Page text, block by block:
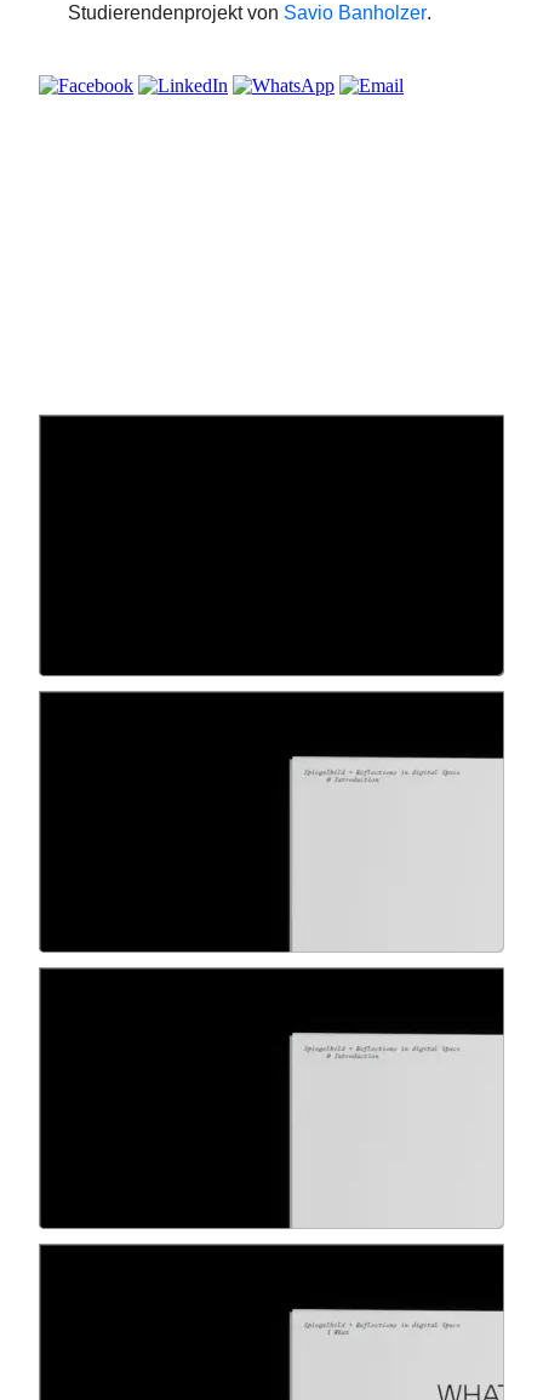
Studierendenprojekt von Savio Banholzer.